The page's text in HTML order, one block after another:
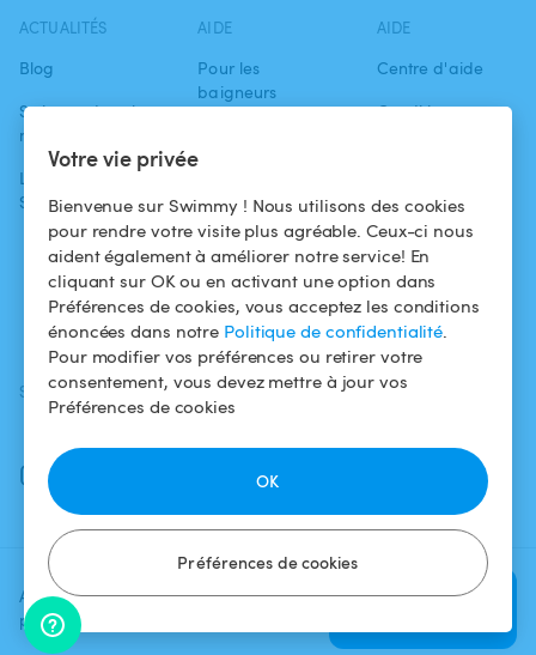
Votre vie privée
Bienvenue sur Swimmy ! Nous utilisons des cookies
pour rendre votre visite plus agréable. Ceux-ci nous
aident également à améliorer notre service! En
cliquant sur OK ou en activant une option dans
Préférences de cookies, vous acceptez les conditions
énoncées dans notre Politique de confidentialité.
Pour modifier vos préférences ou retirer votre
consentement, vous devez mettre à jour vos
Préférences de cookies
Préférences de cookies
OK
Ajoutez une date et un créneau
pour voir le prix
Vérifier la
ACTUALITÉS
Blog
Swimmy dans les
médias
L'aventure
Swimmy
AIDE
Pour les
baigneurs
propriétaires
Louer ma piscine
Comment ça
marche ?
Fiscalité
AIDE
Centre d'aide
Conditions
confidentialité
Mentions légales
SUIVEZ-NOUS TÉLÉCHARGEZ L'APP